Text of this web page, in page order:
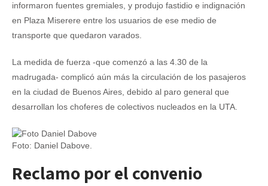
informaron fuentes gremiales, y produjo fastidio e indignación
en Plaza Miserere entre los usuarios de ese medio de
transporte que quedaron varados.
La medida de fuerza -que comenzó a las 4.30 de la
madrugada- complicó aún más la circulación de los pasajeros
en la ciudad de Buenos Aires, debido al paro general que
desarrollan los choferes de colectivos nucleados en la UTA.
Foto: Daniel Dabove.
Reclamo por el convenio